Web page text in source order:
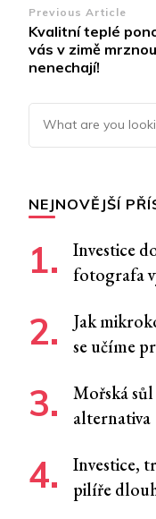
Post
Navigation
Previous Article
Kvalitní teplé
vás v zimě
nenechají!
Looking for
NEJNOVĚJŠÍ
Investice
fotografa
Jak
se učíme
Mořská
alternativa
Investice,
pilíře